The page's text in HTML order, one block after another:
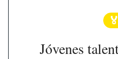
🏅
Jóvenes